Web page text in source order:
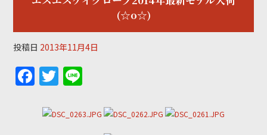
(☆o☆)
投稿日 2013年11月4日
F
a
c
T
w
itte